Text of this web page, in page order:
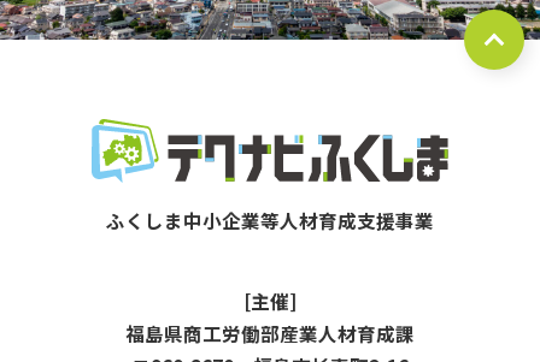
[主催]
福島県商工労働部産業人材育成課